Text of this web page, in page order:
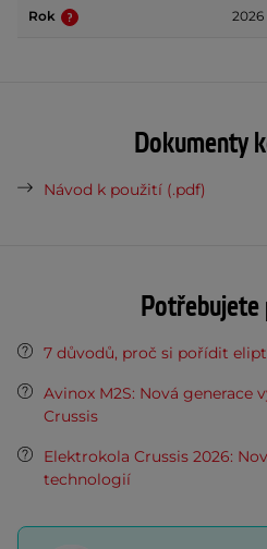
Rok 2026
Dokumenty
Návod k použití (.pdf)
7 důvodů, proč si pořídit
Avinox M2S: Nová generace
Crussis
Elektrokola Crussis 2026:
technologií